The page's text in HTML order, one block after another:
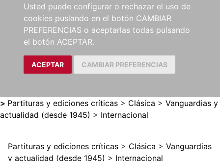
Usted puede configurar o rechazar el uso de
cookies puslando en el botón CAMBIAR
PREFERENCIAS o aceptarlas todas pulsando
el botón ACEPTAR.
ACEPTAR CAMBIAR PREFERENCIAS
> Partituras y ediciones críticas > Clásica > Vanguardias y
actualidad (desde 1945) > Internacional
Partituras y ediciones críticas > Clásica > Vanguardias
y actualidad (desde 1945) > Internacional